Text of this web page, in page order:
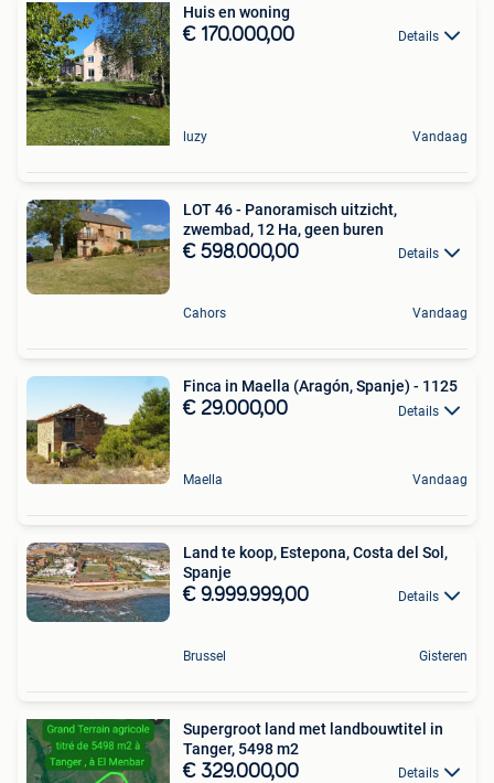
Huis en woning
€ 170.000,00 Details
luzy Vandaag
LOT 46 - Panoramisch uitzicht,
zwembad, 12 Ha, geen buren
€ 598.000,00 Details
Cahors Vandaag
Finca in Maella (Aragón, Spanje) - 1125
€ 29.000,00 Details
Maella Vandaag
Land te koop, Estepona, Costa del Sol,
Spanje
€ 9.999.999,00 Details
Brussel Gisteren
Supergroot land met landbouwtitel in
Tanger, 5498 m2
€ 329.000,00 Details